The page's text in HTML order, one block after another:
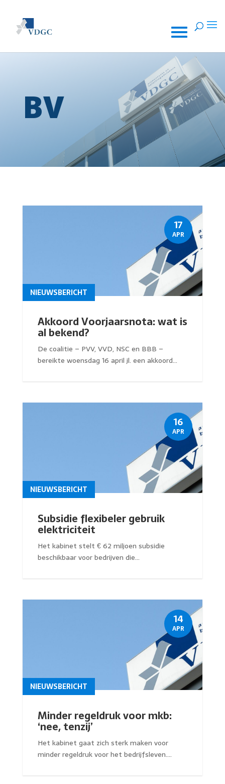
BV
Akkoord Voorjaarsnota: wat is
al bekend?
NIEUWSBERICHT
De coalitie – PVV, VVD, NSC en BBB –
bereikte woensdag 16 april jl. een akkoord...
17
APR
Subsidie flexibeler gebruik
elektriciteit
NIEUWSBERICHT
Het kabinet stelt € 62 miljoen subsidie
beschikbaar voor bedrijven die...
16
APR
Minder regeldruk voor mkb:
‘nee, tenzij’
NIEUWSBERICHT
Het kabinet gaat zich sterk maken voor
minder regeldruk voor het bedrijfsleven....
14
APR